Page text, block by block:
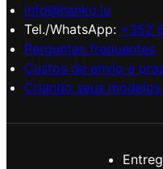
info@hanko.lu
Tel./WhatsApp: +352
Perguntas frequentes
Custos de envio e
Criando seus modelos